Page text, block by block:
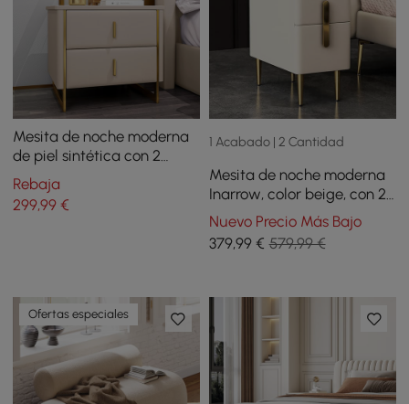
Mesita de noche moderna
de piel sintética con 2
cajones en color beige y
dorado
Rebaja
299,99 €
1 Acabado | 2 Cantidad
Mesita de noche moderna
Inarrow, color beige, con 2
cajones y patas doradas,
juego de 2
Nuevo Precio Más Bajo
379,99€ 579,99 €
Ofertas especiales